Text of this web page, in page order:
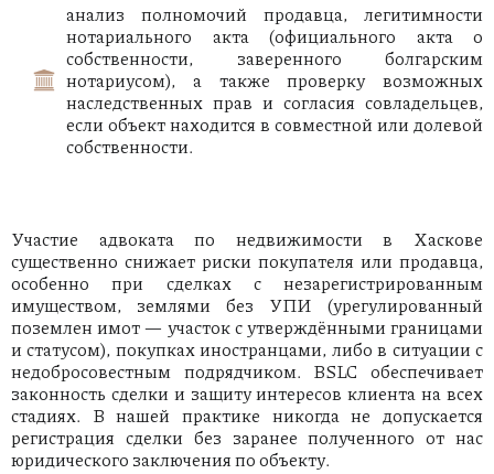
анализ полномочий продавца, легитимности
нотариального акта (официального акта о
собственности, заверенного болгарским
нотариусом), а также проверку возможных
наследственных прав и согласия совладельцев,
если объект находится в совместной или долевой
собственности.
Участие адвоката по недвижимости в Хаскове
существенно снижает риски покупателя или продавца,
особенно при сделках с незарегистрированным
имуществом, землями без УПИ (урегулированный
поземлен имот — участок с утверждёнными границами
и статусом), покупках иностранцами, либо в ситуации с
недобросовестным подрядчиком. BSLC обеспечивает
законность сделки и защиту интересов клиента на всех
стадиях. В нашей практике никогда не допускается
регистрация сделки без заранее полученного от нас
юридического заключения по объекту.